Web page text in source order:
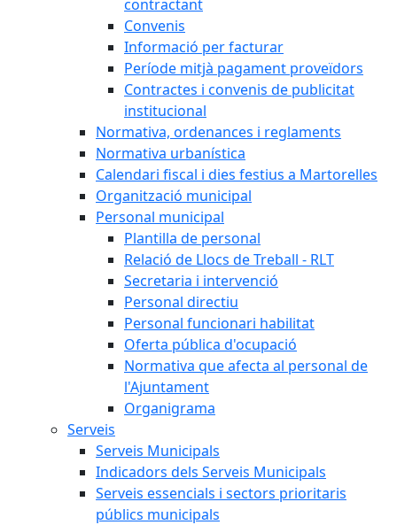
contractant
Convenis
Informació per facturar
Període mitjà pagament proveïdors
Contractes i convenis de publicitat
institucional
Normativa, ordenances i reglaments
Normativa urbanística
Calendari fiscal i dies festius a Martorelles
Organització municipal
Personal municipal
Plantilla de personal
Relació de Llocs de Treball - RLT
Secretaria i intervenció
Personal directiu
Personal funcionari habilitat
Oferta pública d'ocupació
Normativa que afecta al personal de
l'Ajuntament
Organigrama
Serveis
Serveis Municipals
Indicadors dels Serveis Municipals
Serveis essencials i sectors prioritaris
públics municipals